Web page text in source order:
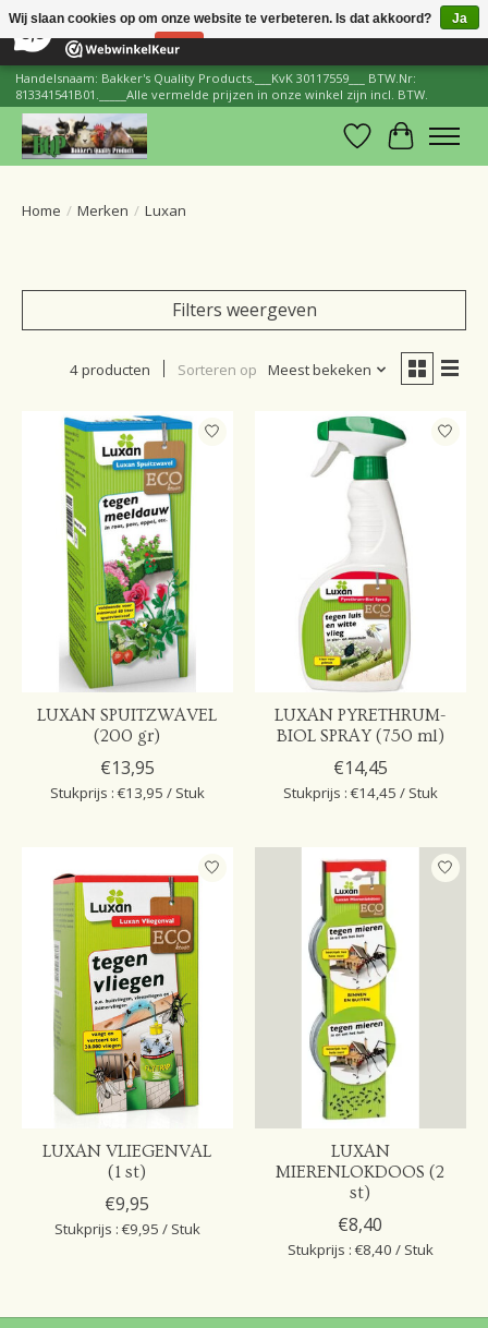
206 Reviews ×
Handelsnaam: Bakker's Quality Products.___KvK 30117559___ BTW.Nr:
813341541B01._____Alle vermelde prijzen in onze winkel zijn incl. BTW.
Verlanglijst
Home / Merken / Luxan
Filters weergeven
4 producten Sorteren op Meest bekeken
LUXAN SPUITZWAVEL
(200 gr)
€13,95
Stukprijs : €13,95 / Stuk
LUXAN PYRETHRUM-
BIOL SPRAY (750 ml)
€14,45
Stukprijs : €14,45 / Stuk
LUXAN VLIEGENVAL
(1 st)
€9,95
Stukprijs : €9,95 / Stuk
LUXAN
MIERENLOKDOOS (2
st)
€8,40
Stukprijs : €8,40 / Stuk
Wij slaan cookies op om onze website te verbeteren. Is dat akkoord?
Ja
Nee